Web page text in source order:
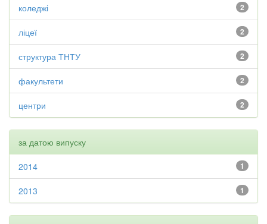
2
коледжі
2
ліцеї
2
структура ТНТУ
2
факультети
2
центри
за датою випуску
1
2014
1
2013